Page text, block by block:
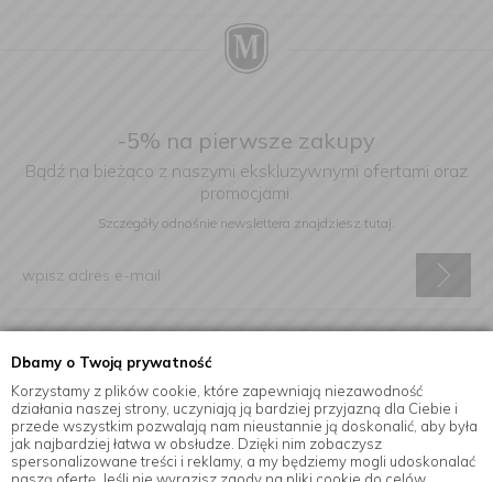
Dbamy o Twoją prywatność
Korzystamy z plików cookie, które zapewniają niezawodność
działania naszej strony, uczyniają ją bardziej przyjazną dla Ciebie i
przede wszystkim pozwalają nam nieustannie ją doskonalić, aby była
jak najbardziej łatwa w obsłudze. Dzięki nim zobaczysz
spersonalizowane treści i reklamy, a my będziemy mogli udoskonalać
-5% na pierwsze zakupy
Bądź na bieżąco z naszymi ekskluzywnymi ofertami oraz
promocjami.
Szczegóły odnośnie newslettera znajdziesz tutaj.
elektroniczną na podany adres e-mail.
Informacje